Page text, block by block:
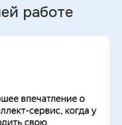
работе